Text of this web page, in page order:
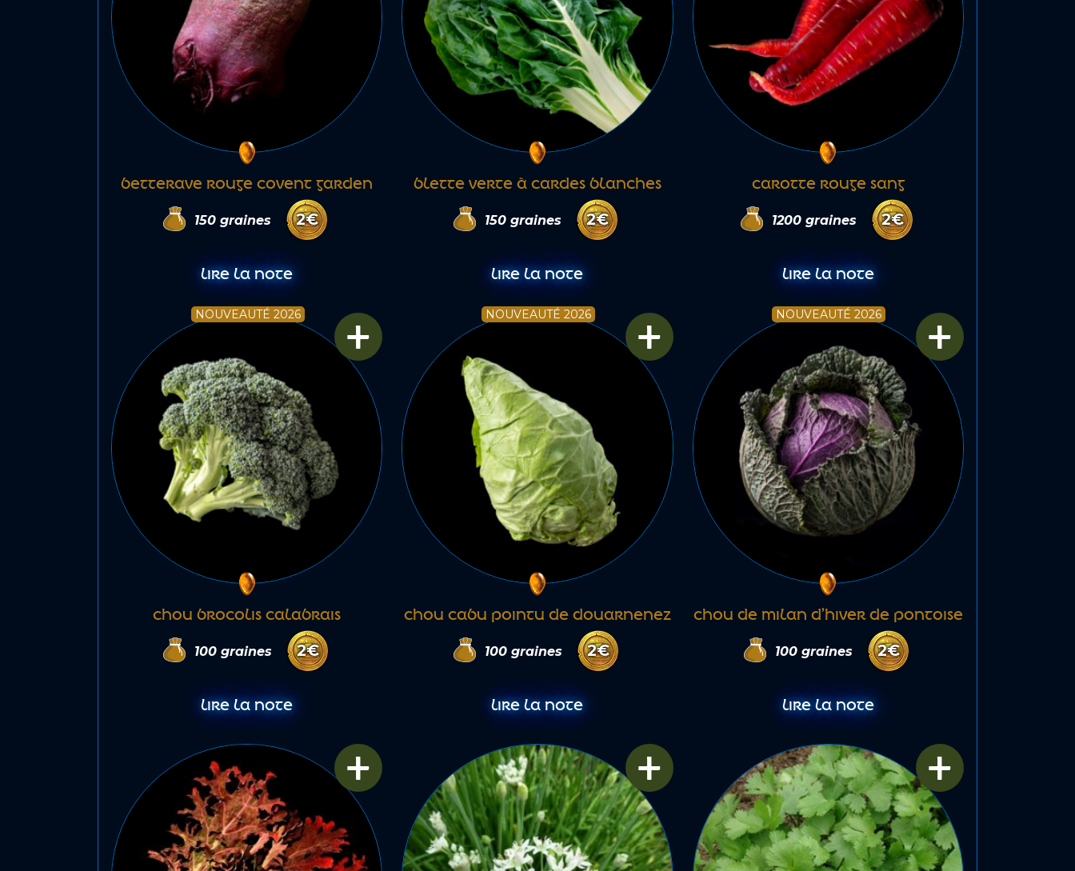
BETTERAVE ROUGE COVENT GARDEN
150 graines 2€
LIRE LA NOTE
BLETTE VERTE À CARDES BLANCHES
150 graines 2€
LIRE LA NOTE
CAROTTE ROUGE SANG
1200graines 2€
LIRE LA NOTE
CHOU BROCOLIS CALABRAIS
+
100graines 2€
LIRE LA NOTE
CHOU CABU POINTU DE DOUARNENEZ
+
100graines 2€
LIRE LA NOTE
CHOU DE MILAN D’HIVER DE PONTOISE
+
100 graines 2€
LIRE LA NOTE
+ + +